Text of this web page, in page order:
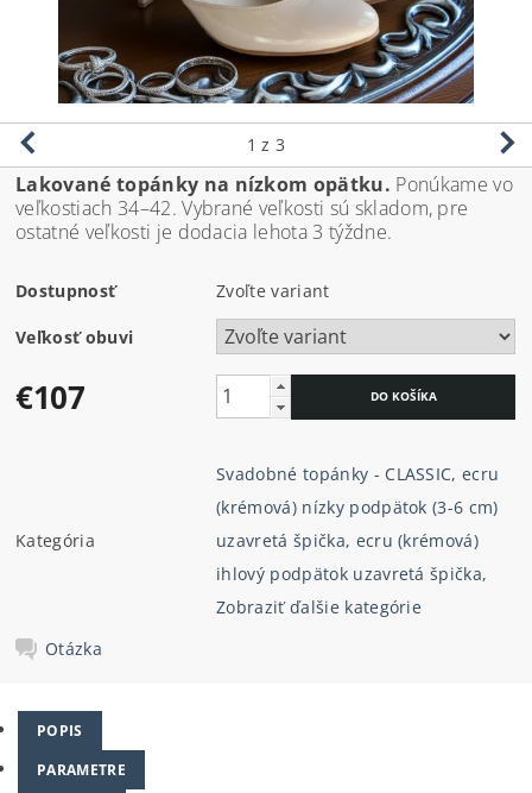
1 z 3
Lakované topánky na nízkom opätku. Ponúkame vo
veľkostiach 34–42. Vybrané veľkosti sú skladom, pre
ostatné veľkosti je dodacia lehota 3 týždne.
Dostupnosť Zvoľte variant
Veľkosť obuvi
€107
Kategória
Svadobné topánky - CLASSIC,ecru
(krémová) nízky podpätok (3-6 cm)
uzavretá špička, ecru (krémová)
ihlový podpätok uzavretá špička,
Zobraziť ďalšie kategórie
Otázka
POPIS
PARAMETRE